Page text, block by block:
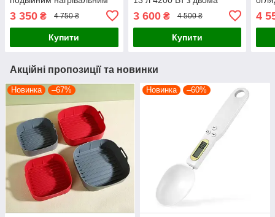
елементом та сенсорним
керуванням для
приготування без олії
3 350 ₴ 4 750 ₴
Купити
ТЕНами та силіконовою
формою, мультипіч
3 600₴ 4 500 ₴
Купити
для
4
Акційні пропозиції та новинки
Новинка –67% Новинка –60%